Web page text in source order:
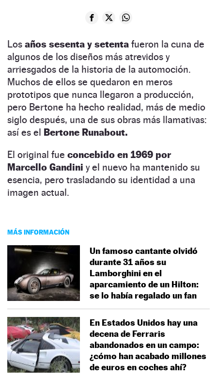
Los años sesenta y setenta fueron la cuna de
algunos de los diseños más atrevidos y
arriesgados de la historia de la automoción.
Muchos de ellos se quedaron en meros
prototipos que nunca llegaron a producción,
pero Bertone ha hecho realidad, más de medio
siglo después, una de sus obras más llamativas:
así es el Bertone Runabout.
El original fue concebido en 1969 por
Marcello Gandini y el nuevo ha mantenido su
esencia, pero trasladando su identidad a una
imagen actual.
MÁS INFORMACIÓN
Un famoso cantante olvidó
durante 31 años su
Lamborghini en el
aparcamiento de un Hilton:
se lo había regalado un fan
En Estados Unidos hay una
decena de Ferraris
abandonados en un campo:
¿cómo han acabado millones
de euros en coches ahí?